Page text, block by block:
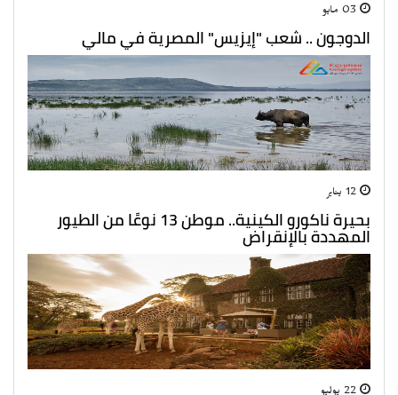
الدوجون .. شعب "إيزيس" المصرية في مالي
بحيرة ناكورو الكينية.. موطن 13 نوعًا من الطيور
المهددة بالإنقراض